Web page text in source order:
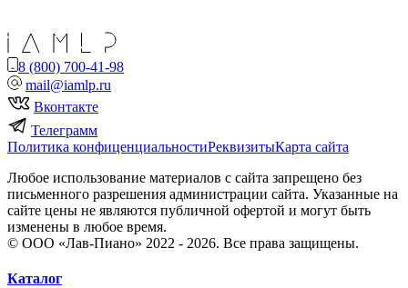
8 (800) 700-41-98
mail@iamlp.ru
Вконтакте
Телеграмм
Политика конфиценциальностиРеквизитыКарта сайта
Любое использование материалов с сайта запрещено без
письменного разрешения администрации сайта. Указанные на
сайте цены не являются публичной офертой и могут быть
изменены в любое время.
© ООО «Лав-Пиано» 2022 - 2026. Все права защищены.
Каталог